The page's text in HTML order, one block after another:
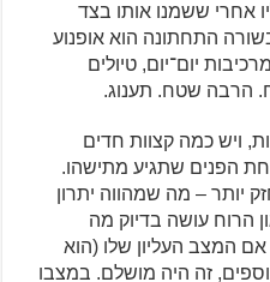
אחרי ששמנו אותו בצד
התחתונה הוא אופנוע
יום־יום, טיולים
הרבה שטח. תענוג.
ויש כמה קצוות חדים
הפנים שתגיע מתישהו.
יותר – מה שמהווה יתרון
הרוח עושה בדיוק מה
המצב העליון שלו (הוא
זה היה מושלם. במצבו